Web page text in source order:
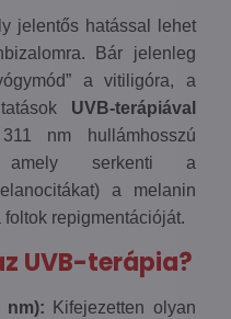
jelentős hatással lehet
Bár jelenleg
a vitiligóra, a
UVB-terápiával
nm hullámhosszú
amely serkenti a
a melanin
repigmentációját.
UVB-terápia?
nm): Kifejezetten olyan